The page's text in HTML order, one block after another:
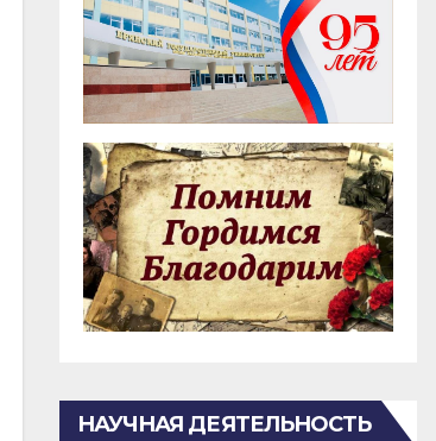
НАУЧНАЯ ДЕЯТЕЛЬНОСТЬ